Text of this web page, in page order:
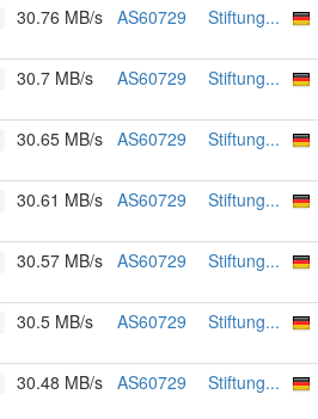
30.76 MB/s AS60729 Stiftung...
30.7 MB/s AS60729 Stiftung...
30.65 MB/s AS60729 Stiftung...
30.61 MB/s AS60729 Stiftung...
30.57 MB/s AS60729 Stiftung...
30.5 MB/s AS60729 Stiftung...
30.48 MB/s AS60729 Stiftung...